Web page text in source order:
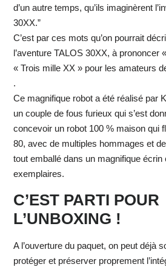
d’un autre temps, qu’ils imaginèrent
30XX.”
C’est par ces mots qu’on pourrait
l’aventure TALOS 30XX, à prononcer
« Trois mille XX » pour les amateurs
.
Ce magnifique robot a été réalisé par
un couple de fous furieux qui s’est
concevoir un robot 100 % maison qui
80, avec de multiples hommages et
tout emballé dans un magnifique écrin
exemplaires.
C’EST PARTI POUR
L’UNBOXING !
A l’ouverture du paquet, on peut déjà
protéger et préserver proprement